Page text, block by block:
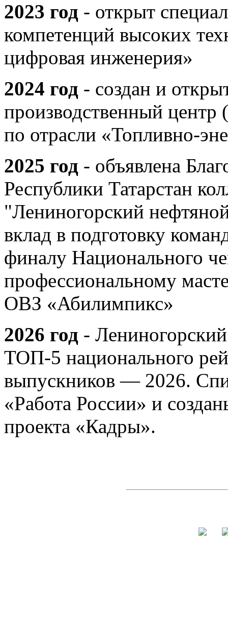
2023 год - открыт
компетенций высоких
цифровая инженерия»
2024 год - создан и
производственный центр
по отрасли «Топливно-
2025 год - объявлена
Республики Татарстан
"Лениногорский
вклад в подготовку
финалу Национального
профессиональному
ОВЗ «Абилимпикс»
2026 год -
ТОП-5 национального
выпускников — 2026.
«Работа России» и
проекта «Кадры».